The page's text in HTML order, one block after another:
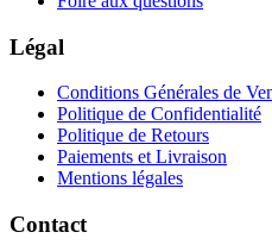
Légal
Conditions Générales de
Politique de Confidentialité
Politique de Retours
Paiements et Livraison
Mentions légales
Contact